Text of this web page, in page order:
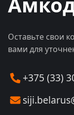
Оставьте свои
вами для
+375 (33)